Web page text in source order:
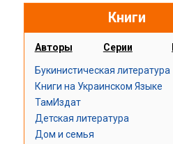
Книги
Авторы Серии
Букинистическая литература
Книги на Украинском Языке
ТамИздат
Детская литература
Дом и семья